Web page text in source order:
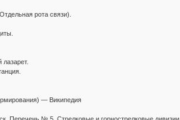
рота связи).
— Википедия